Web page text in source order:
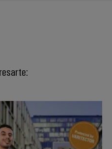
Protección contra